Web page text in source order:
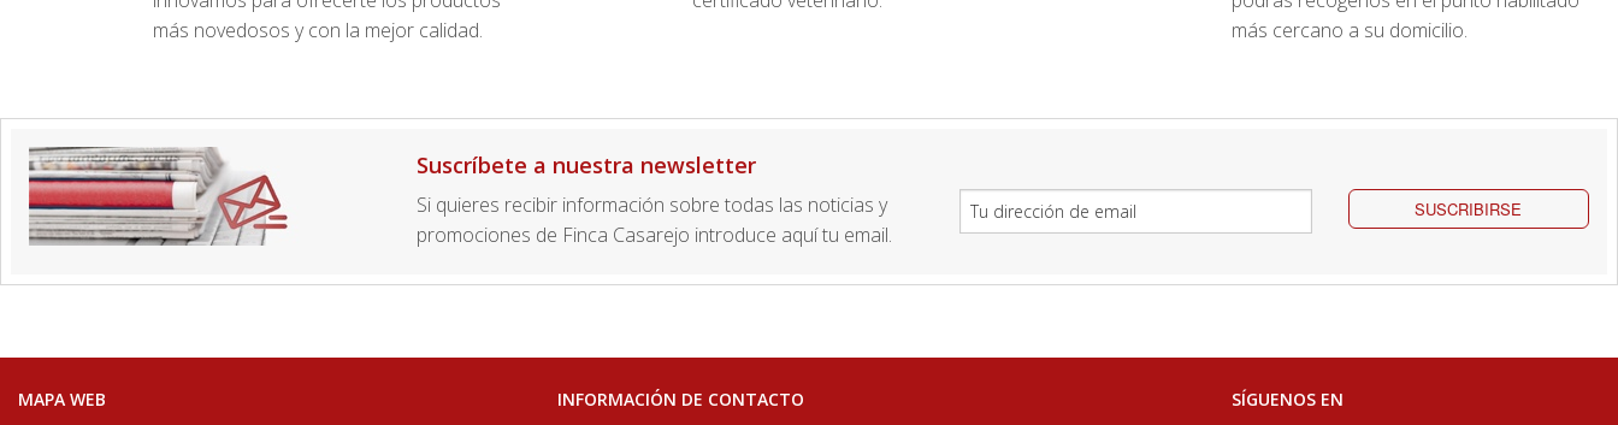
más novedosos y con la mejor calidad.
más cercano a su domicilio.
Suscríbete a nuestra newsletter
Si quieres recibir información sobre todas las noticias y
promociones de Finca Casarejo introduce aquí tu email.
SUSCRIBIRSE
MAPA WEB INFORMACIÓN DE CONTACTO SÍGUENOS EN